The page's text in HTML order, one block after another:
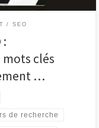
SEO
:
mots clés
…
de recherche